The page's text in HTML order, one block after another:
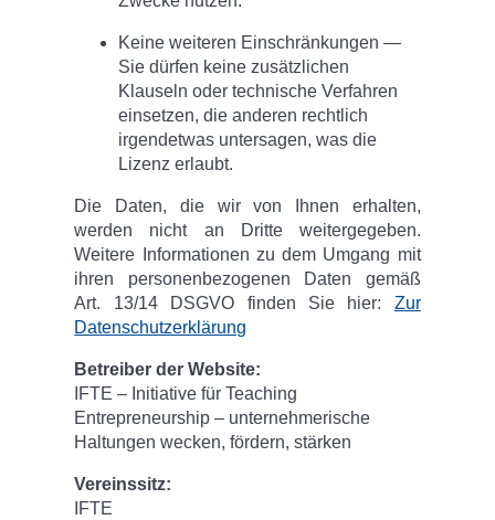
Keine weiteren Einschränkungen —
Sie dürfen keine zusätzlichen
Klauseln oder technische Verfahren
einsetzen, die anderen rechtlich
irgendetwas untersagen, was die
Lizenz erlaubt.
Die Daten, die wir von Ihnen erhalten,
werden nicht an Dritte weitergegeben.
Weitere Informationen zu dem Umgang mit
ihren personenbezogenen Daten gemäß
Art. 13/14 DSGVO finden Sie hier: Zur
Datenschutzerklärung
Betreiber der Website:
IFTE – Initiative für Teaching
Entrepreneurship – unternehmerische
Haltungen wecken, fördern, stärken
Vereinssitz:
IFTE